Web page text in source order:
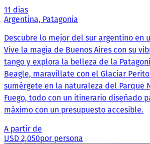
11 dias
Argentina, Patagonia
Descubre lo mejor del sur argentino en
Vive la magia de Buenos Aires con su
tango y explora la belleza de la
Beagle, maravíllate con el Glaciar
sumérgete en la naturaleza del Parque
Fuego, todo con un itinerario diseñado
máximo con un presupuesto accesible.
A partir de
USD 2,050por persona